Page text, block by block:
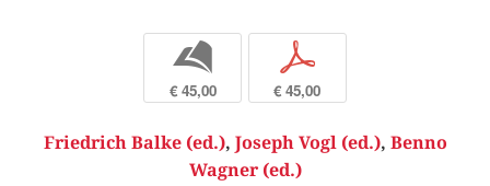
b
€ 45,00
p
€ 45,00
Friedrich Balke (ed.), Joseph Vogl (ed.), Benno
Wagner (ed.)